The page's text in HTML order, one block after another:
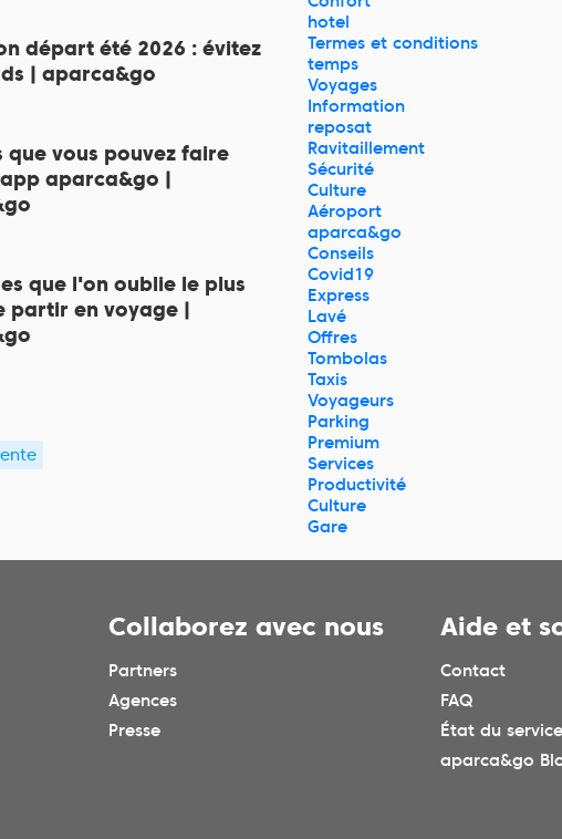
départ été 2026 : évitez
| aparca&go
que vous pouvez faire
aparca&go |
que l'on oublie le plus
partir en voyage |
hotel
Termes et conditions
temps
Voyages
Information
reposat
Ravitaillement
Sécurité
Culture
Aéroport
aparca&go
Conseils
Covid19
Express
Lavé
Offres
Tombolas
Taxis
Voyageurs
Parking
Premium
Services
Productivité
Culture
Gare
Collaborez avec nous
Partners
Agences
Presse
Aide et
Contact
FAQ
État du service
aparca&go